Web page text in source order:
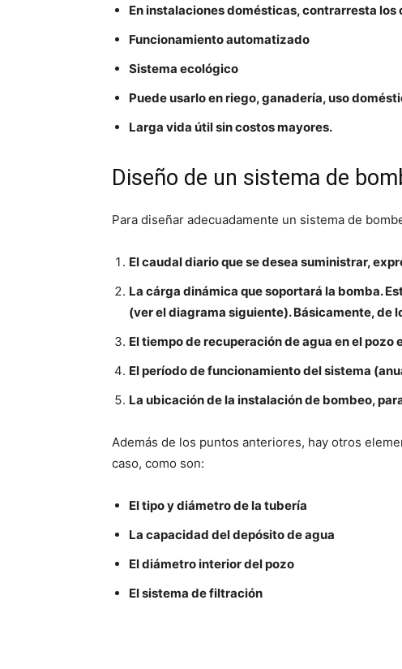
En instalaciones domésticas, contrarresta
Funcionamiento automatizado
Sistema ecológico
Puede usarlo en riego, ganadería, uso
Larga vida útil sin costos mayores.
Diseño de un sistema de
Para diseñar adecuadamente un sistema de
El caudal diario que se desea suministrar,
La cárga dinámica que soportará la bomba.
(ver el diagrama siguiente). Básicamente, de
El tiempo de recuperación de agua en el pozo
El período de funcionamiento del sistema
La ubicación de la instalación de bombeo,
Además de los puntos anteriores, hay otros
caso, como son:
El tipo y diámetro de la tubería
La capacidad del depósito de agua
El diámetro interior del pozo
El sistema de filtración